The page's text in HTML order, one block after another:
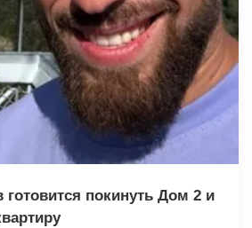
готовится покинуть Дом 2 и